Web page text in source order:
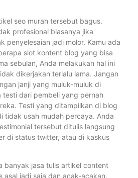
seo murah tersebut bagus.
profesional biasanya jika
penyelesaian jadi molor. Kamu ada
slot kontent blog yang bisa
sebulan, Anda melakukan hal ini
dikerjakan terlalu lama. Jangan
janji yang muluk-muluk di
testi dari pembeli yang pernah
Testi yang ditampilkan di blog
tidak usah mudah percaya. Anda
tersebut ditulis langsung
di status twitter, atau di kaskus
banyak jasa tulis artikel content
asal jadi saja dan acak-acakan.